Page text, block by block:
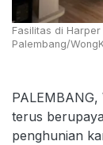
Fasilitas di
Palembang/
terus
penghunian